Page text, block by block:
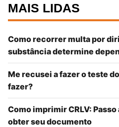
MAIS LIDAS
Como recorrer multa por
substância determine
Me recusei a fazer o teste
fazer?
Como imprimir CRLV:
obter seu documento